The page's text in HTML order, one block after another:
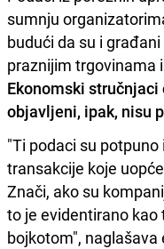
sumnju
budući da su i
praznijim trgovinama
Ekonomski
objavljeni, ipak, nisu
"Ti podaci su
transakcije koje
Znači, ako su
to je evidentirano kao
bojkotom",